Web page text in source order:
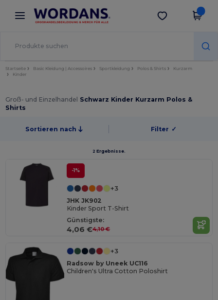
× Wordans App
Bessere Preise in der App!
App holen
Startseite Basic Kleidung | Accessoires Sportkleidung Polos & Shirts
Kurzarm
Kinder
Groß- und Einzelhandel Schwarz Kinder Kurzarm Polos &
Shirts
Sortieren nach Filter ✓
2 Ergebnisse.
-1%
+3
JHK JK902
Kinder Sport T-Shirt
Günstigste:
4,06 €4,10 €
+3
Radsow by Uneek UC116
Children's Ultra Cotton Poloshirt